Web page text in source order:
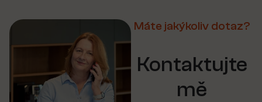
Máte jakýkoliv dotaz?
Kontaktujte
mě